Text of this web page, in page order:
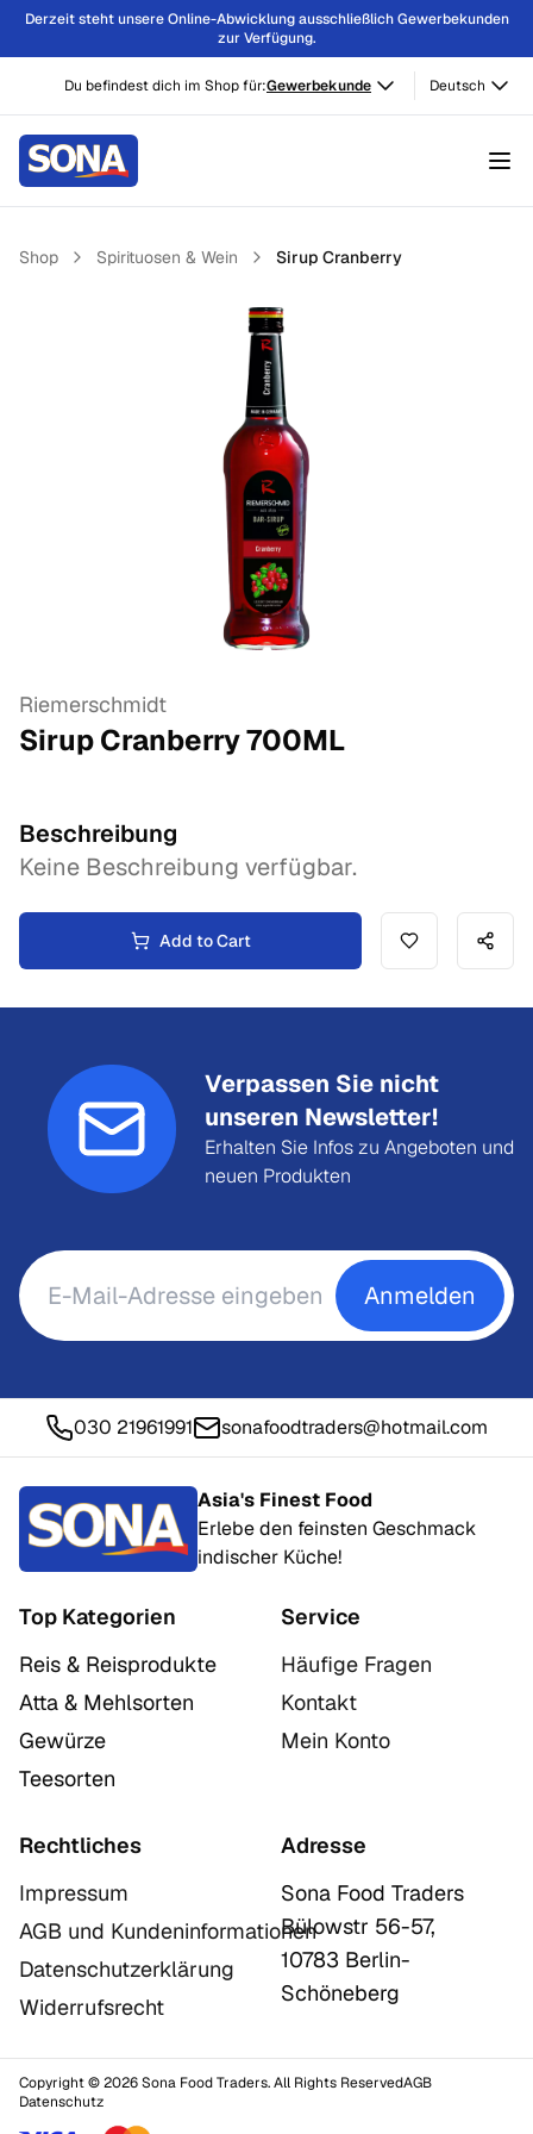
Derzeit steht unsere Online-Abwicklung ausschließlich Gewerbekunden
zur Verfügung.
Du befindest dich im Shop für:Gewerbekunde Deutsch
Shop Spirituosen & Wein Sirup Cranberry
Riemerschmidt
Sirup Cranberry700ML
Beschreibung
Keine Beschreibung verfügbar.
Add to Cart
Verpassen Sie nicht
unseren Newsletter!
Erhalten Sie Infos zu Angeboten und
neuen Produkten
Anmelden
030 21961991 sonafoodtraders@hotmail.com
Asia's Finest Food
Erlebe den feinsten Geschmack
indischer Küche!
Top Kategorien
Reis & Reisprodukte
Atta & Mehlsorten
Gewürze
Teesorten
Service
Häufige Fragen
Kontakt
Mein Konto
Rechtliches
Impressum
AGB und Kundeninformationen
Datenschutzerklärung
Widerrufsrecht
Adresse
Sona Food Traders
Bülowstr 56-57,
10783 Berlin-
Schöneberg
Copyright © 2026 Sona Food Traders. All Rights ReservedAGB
Datenschutz